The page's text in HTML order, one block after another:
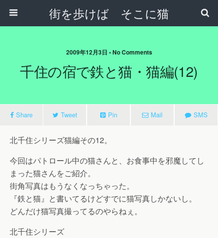
街を歩けば そこに猫
2009年12月3日 • No Comments
千住の宿で鉄と猫・猫編(12)
Share Tweet Pin Mail SMS
北千住シリーズ猫編その12。
今回はパトロール中の猫さんと、お食事中を邪魔してし
まった猫さんをご紹介。
街角写真はもうなくなっちゃった。
『鉄と猫』と書いてるけどすでに猫写真しかないし。
どんだけ猫写真撮ってるのやらねぇ。
北千住シリーズ